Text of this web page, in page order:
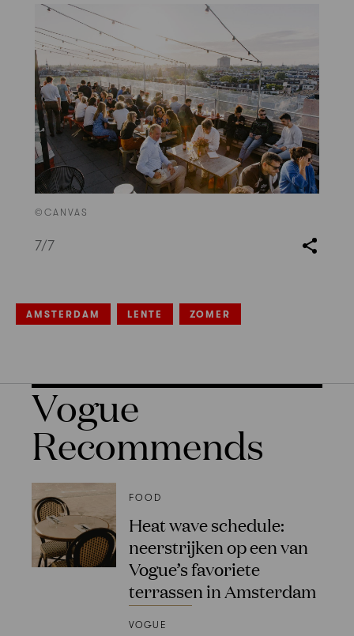
©CANVAS
7/7
AMSTERDAM LENTE ZOMER
Vogue
Recommends
FOOD
Heat wave schedule:
neerstrijken op een van
Vogue’s favoriete
terrassen in Amsterdam
VOGUE